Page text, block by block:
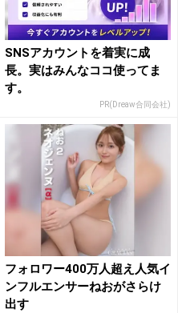
SNSアカウントを着実に成
長。実はみんなココ使ってま
す。
PR(Dreaw合同会社)
フォロワー400万人超え人気イ
ンフルエンサーねおがさらけ
出す